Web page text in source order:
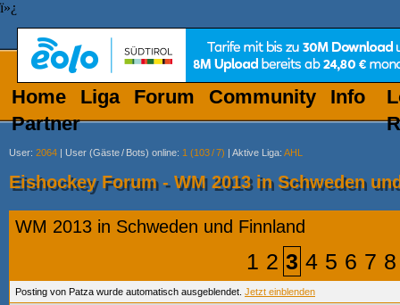
ï»¿
Home Liga Forum Community
Info
Partner
User: 2064 | User (Gäste/ Bots) online: 1 (103/7) | Aktive Liga: AHL
Eishockey Forum - WM 2013 in Schweden
WM 2013 in Schweden und Finnland
1 2 3 4 5 6 7 8
Posting von Patza wurde automatisch ausgeblendet. Jetzt einblenden